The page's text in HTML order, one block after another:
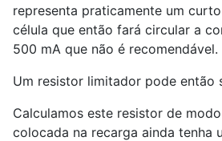
representa praticamente um
célula que então fará circular a
500 mA que não é recomendável.
Um resistor limitador pode então
Calculamos este resistor de
colocada na recarga ainda tenha